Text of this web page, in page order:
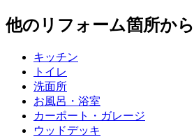
他のリフォーム箇所から
キッチン
トイレ
洗面所
お風呂・浴室
カーポート・ガレージ
ウッドデッキ